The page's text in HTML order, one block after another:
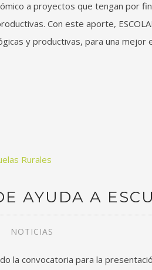
a proyectos que tengan por
Con este aporte,
y productivas, para una
AYUDA A
NOTICIAS
la convocatoria para la